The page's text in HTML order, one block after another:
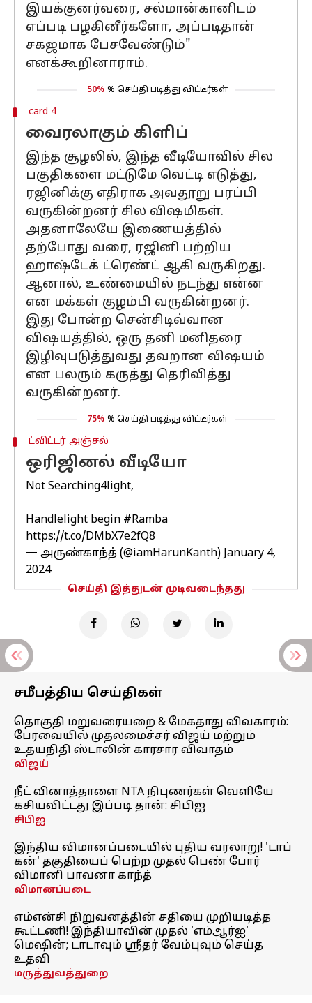
இயக்குனர்வரை, சல்மான்கானிடம்
எப்படி பழகினீர்களோ, அப்படிதான்
சகஜமாக பேசவேண்டும்"
எனக்கூறினாராம்.
50% % செய்தி படித்து விட்டீர்கள்
card 4
வைரலாகும் கிளிப்
இந்த சூழலில், இந்த வீடியோவில் சில
பகுதிகளை மட்டுமே வெட்டி எடுத்து,
ரஜினிக்கு எதிராக அவதூறு பரப்பி
வருகின்றனர் சில விஷமிகள்.
அதனாலேயே இணையத்தில்
தற்போது வரை, ரஜினி பற்றிய
ஹாஷ்டேக் ட்ரெண்ட் ஆகி வருகிறது.
ஆனால், உண்மையில் நடந்து என்ன
என மக்கள் குழம்பி வருகின்றனர்.
இது போன்ற சென்சிடிவ்வான
விஷயத்தில், ஒரு தனி மனிதரை
இழிவுபடுத்துவது தவறான விஷயம்
என பலரும் கருத்து தெரிவித்து
வருகின்றனர்.
75% % செய்தி படித்து விட்டீர்கள்
ட்விட்டர் அஞ்சல்
ஒரிஜினல் வீடியோ
Not Searching4light,
Handlelight begin #Ramba
https://t.co/DMbX7e2fQ8
— அருண்காந்த் (@iamHarunKanth) January 4,
2024
செய்தி இத்துடன் முடிவடைந்தது
சமீபத்திய செய்திகள்
தொகுதி மறுவரையறை & மேகதாது விவகாரம்:
பேரவையில் முதலமைச்சர் விஜய் மற்றும்
உதயநிதி ஸ்டாலின் காரசார விவாதம்
விஜய்
நீட் வினாத்தாளை NTA நிபுணர்கள் வெளியே
கசியவிட்டது இப்படி தான்: சிபிஐ
சிபிஐ
இந்திய விமானப்படையில் புதிய வரலாறு! 'டாப்
கன்' தகுதியைப் பெற்ற முதல் பெண் போர்
விமானி பாவனா காந்த்
விமானப்படை
எம்என்சி நிறுவனத்தின் சதியை முறியடித்த
கூட்டணி! இந்தியாவின் முதல் 'எம்ஆர்ஐ'
மெஷின்; டாடாவும் ஸ்ரீதர் வேம்புவும் செய்த
உதவி
மருத்துவத்துறை